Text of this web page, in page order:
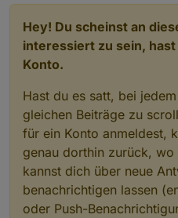
Hey! Du scheinst an
interessiert zu sein,
Konto.
Hast du es satt, bei
gleichen Beiträge zu
für ein Konto anmeldest,
genau dorthin zurück,
kannst dich über neue
benachrichtigen lassen
oder Push-